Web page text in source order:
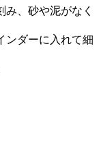
み、砂や泥がなく
ンダーに入れて細